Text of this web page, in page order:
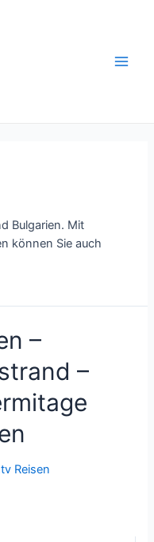
Bulgarien. Mit
können Sie auch
–
–
Reisen